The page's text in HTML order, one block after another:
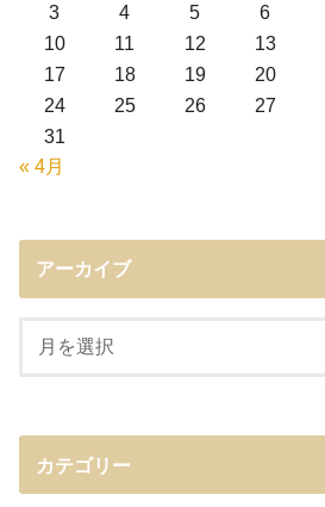
3
4 5 6
10
11 12 13
17
18 19 20
24
25 26 27
31
« 4月
アーカイブ
カテゴリー